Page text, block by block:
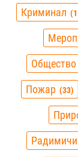
Криминал
Общество
Пожар 33
Радимичи